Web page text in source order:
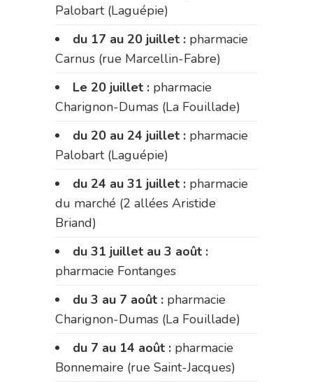
Palobart (Laguépie)
du 17 au 20 juillet : pharmacie
Carnus (rue Marcellin-Fabre)
Le 20 juillet : pharmacie
Charignon-Dumas (La Fouillade)
du 20 au 24 juillet : pharmacie
Palobart (Laguépie)
du 24 au 31 juillet : pharmacie
du marché (2 allées Aristide
Briand)
du 31 juillet au 3 août :
pharmacie Fontanges
du 3 au 7 août : pharmacie
Charignon-Dumas (La Fouillade)
du 7 au 14 août : pharmacie
Bonnemaire (rue Saint-Jacques)